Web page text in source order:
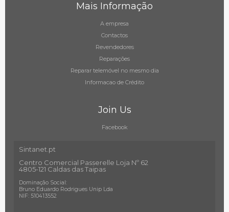
Mais Informação
A empresa
Contactos
Revendedores
Reparações
Reparar telemóvel no mesmo dia
Informacao de Crédito
Join Us
Facebook
Sintanet.pt
Centro Comercial Passerelle Loja Nº 62
4805-121 Caldas das Taipas
Dominação Social:
Bruno Eduardo Rodrigues Unip Lda
NIF: 510413552